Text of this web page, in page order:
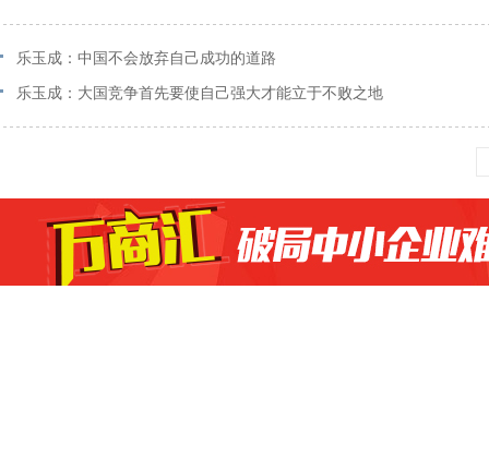
乐玉成：中国不会放弃自己成功的道路
乐玉成：大国竞争首先要使自己强大才能立于不败之地